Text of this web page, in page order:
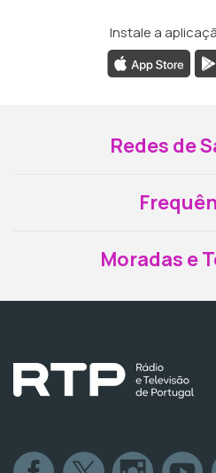
Instale a
Redes de
Moradas e